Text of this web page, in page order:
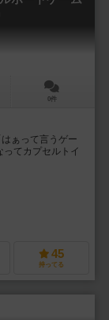
0件
ぁって言うゲー
てカプセルトイ
45
持ってる